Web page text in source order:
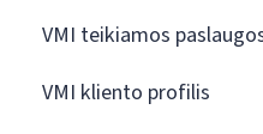
VMI teikiamos
VMI kliento profilis